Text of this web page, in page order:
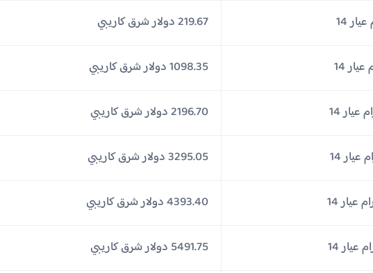
219.67 دولار شرق كاريبي
1098.35 دولار شرق كاريبي
2196.70 دولار شرق كاريبي
3295.05 دولار شرق كاريبي
4393.40 دولار شرق كاريبي
5491.75 دولار شرق كاريبي